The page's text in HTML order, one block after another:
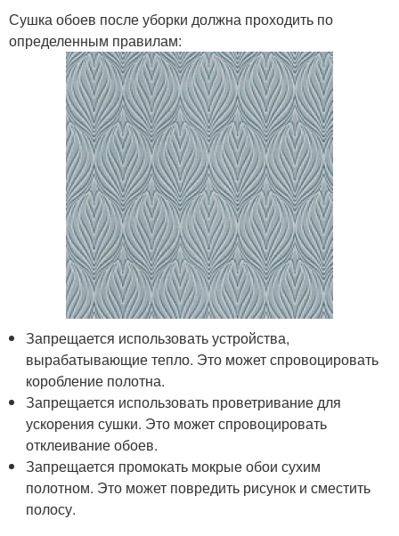
Сушка обоев после уборки должна проходить по
определенным правилам:
Запрещается использовать устройства,
вырабатывающие тепло. Это может спровоцировать
коробление полотна.
Запрещается использовать проветривание для
ускорения сушки. Это может спровоцировать
отклеивание обоев.
Запрещается промокать мокрые обои сухим
полотном. Это может повредить рисунок и сместить
полосу.